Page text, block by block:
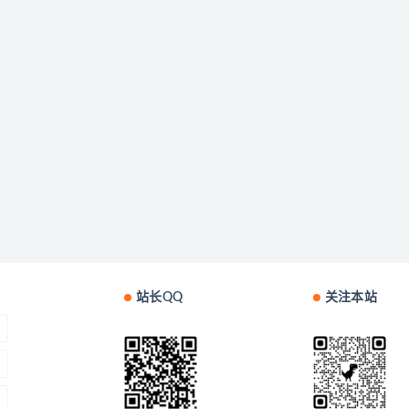
站长QQ 关注本站